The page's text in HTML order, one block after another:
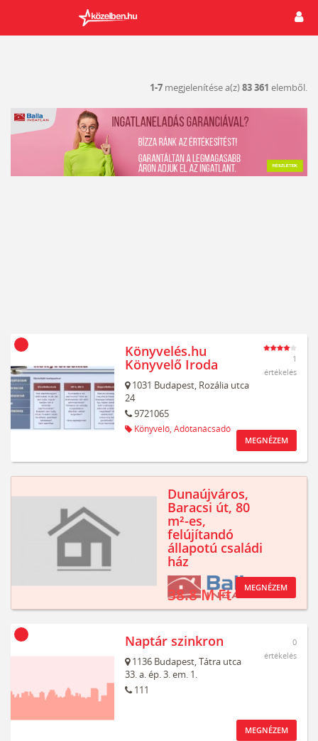
1-7 megjelenítése a(z)83 361 elemből.
Könyvelés.hu
Könyvelő Iroda
1031 Budapest, Rozália utca
24
9721065
Könyvelő, Adótanácsadó
1
értékelés
MEGNÉZEM
Dunaújváros,
Baracsi út, 80
m²-es,
felújítandó
állapotú családi
ház
38.8 M Ft MEGNÉZEM
Naptár szinkron
1136 Budapest,Tátra utca
33. a. ép. 3. em. 1.
111
0
értékelés
MEGNÉZEM